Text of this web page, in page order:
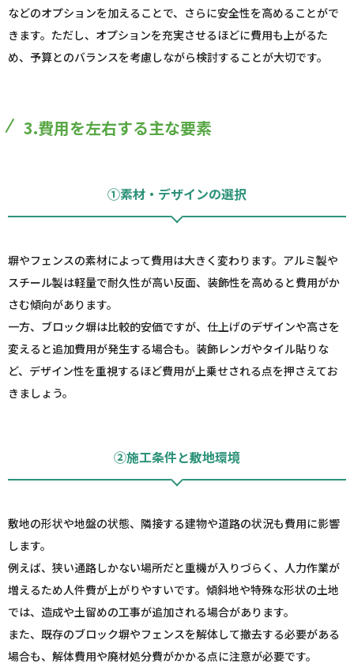
などのオプションを加えることで、さらに安全性を高めることがで
きます。ただし、オプションを充実させるほどに費用も上がるた
め、予算とのバランスを考慮しながら検討することが大切です。
3.費用を左右する主な要素
①素材・デザインの選択
塀やフェンスの素材によって費用は大きく変わります。アルミ製や
スチール製は軽量で耐久性が高い反面、装飾性を高めると費用がか
さむ傾向があります。
一方、ブロック塀は比較的安価ですが、仕上げのデザインや高さを
変えると追加費用が発生する場合も。装飾レンガやタイル貼りな
ど、デザイン性を重視するほど費用が上乗せされる点を押さえてお
きましょう。
②施工条件と敷地環境
敷地の形状や地盤の状態、隣接する建物や道路の状況も費用に影響
します。
例えば、狭い通路しかない場所だと重機が入りづらく、人力作業が
増えるため人件費が上がりやすいです。傾斜地や特殊な形状の土地
では、造成や土留めの工事が追加される場合があります。
また、既存のブロック塀やフェンスを解体して撤去する必要がある
場合も、解体費用や廃材処分費がかかる点に注意が必要です。